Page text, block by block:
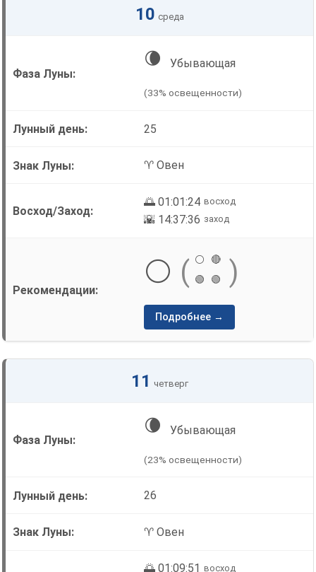
10 среда
🌘 Убывающая
(33% освещенности)
25
♈ Овен
🌅 01:01:24 восход
🌇 14:37:36 заход
⚪ ( ⚪
🔴
🟢
🟢 )
Подробнее →
11 четверг
🌘 Убывающая
(23% освещенности)
26
♈ Овен
🌅 01:09:51 восход